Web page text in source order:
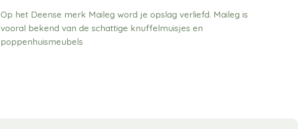
Op het Deense merk Maileg word je opslag verliefd. Maileg is
vooral bekend van de schattige knuffelmuisjes en
poppenhuismeubels